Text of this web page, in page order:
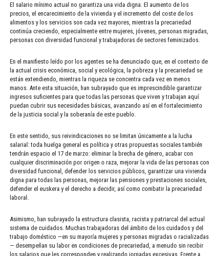
El salario mínimo actual no garantiza una vida digna. El aumento de los
precios, el encarecimiento de la vivienda y el incremento del coste de los
alimentos y los servicios son cada vez mayores, mientras la precariedad
continúa creciendo, especialmente entre mujeres, jóvenes, personas migradas,
personas con diversidad funcional y trabajadoras de sectores feminizados.
En el manifiesto leído por los agentes se ha denunciado que, en el contexto de
la actual crisis económica, social y ecológica, la pobreza y la precariedad se
están extendiendo, mientras la riqueza se concentra cada vez en menos
manos. Ante esta situación, han subrayado que es imprescindible garantizar
ingresos suficientes para que todas las personas que viven y trabajan aquí
puedan cubrir sus necesidades básicas, avanzando así en el fortalecimiento
de la justicia social y la soberanía de este pueblo.
En este sentido, sus reivindicaciones no se limitan únicamente a la lucha
salarial: toda huelga general es política y otras propuestas sociales también
tendrán espacio el 17 de marzo: eliminar la brecha de género, acabar con
cualquier discriminación por origen o raza, mejorar la vida de las personas con
diversidad funcional, defender los servicios públicos, garantizar una vivienda
digna para todas las personas, mejorar las pensiones y prestaciones sociales,
defender el euskera y el derecho a decidir, así como combatir la precariedad
laboral.
Asimismo, han subrayado la estructura clasista, racista y patriarcal del actual
sistema de cuidados. Muchas trabajadoras del ámbito de los cuidados y del
trabajo doméstico —en su mayoría mujeres y personas migradas o racializadas
— desempeñan su labor en condiciones de precariedad, a menudo sin recibir
los salarios que les corresponden y realizando jornadas excesivas. Frente a